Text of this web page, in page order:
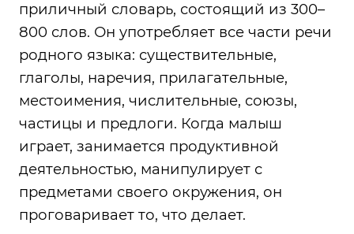
приличный словарь, состоящий из 300–
800 слов. Он употребляет все части речи
родного языка: существительные,
глаголы, наречия, прилагательные,
местоимения, числительные, союзы,
частицы и предлоги. Когда малыш
играет, занимается продуктивной
деятельностью, манипулирует с
предметами своего окружения, он
проговаривает то, что делает.